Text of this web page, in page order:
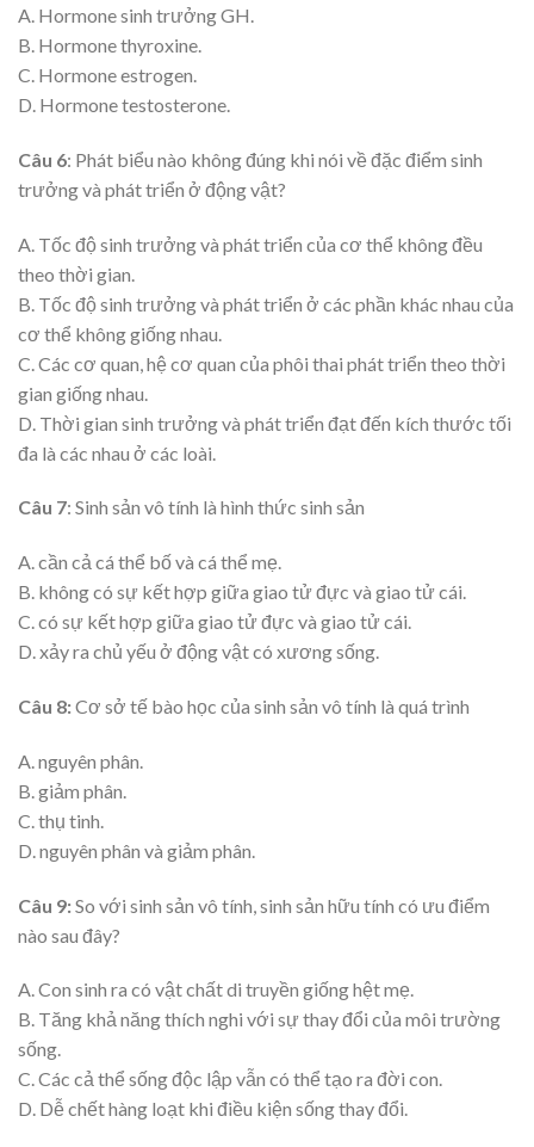
A. Hormone sinh trưởng GH.
B. Hormone thyroxine.
C. Hormone estrogen.
D. Hormone testosterone.
Câu 6: Phát biểu nào không đúng khi nói về đặc điểm sinh
trưởng và phát triển ở động vật?
A. Tốc độ sinh trưởng và phát triển của cơ thể không đều
theo thời gian.
B. Tốc độ sinh trưởng và phát triển ở các phần khác nhau của
cơ thể không giống nhau.
C. Các cơ quan, hệ cơ quan của phôi thai phát triển theo thời
gian giống nhau.
D. Thời gian sinh trưởng và phát triển đạt đến kích thước tối
đa là các nhau ở các loài.
Câu 7: Sinh sản vô tính là hình thức sinh sản
A. cần cả cá thể bố và cá thể mẹ.
B. không có sự kết hợp giữa giao tử đực và giao tử cái.
C. có sự kết hợp giữa giao tử đực và giao tử cái.
D. xảy ra chủ yếu ở động vật có xương sống.
Câu 8:Cơ sở tế bào học của sinh sản vô tính là quá trình
A. nguyên phân.
B. giảm phân.
C. thụ tinh.
D. nguyên phân và giảm phân.
Câu 9:So với sinh sản vô tính, sinh sản hữu tính có ưu điểm
nào sau đây?
A. Con sinh ra có vật chất di truyền giống hệt mẹ.
B. Tăng khả năng thích nghi với sự thay đổi của môi trường
sống.
C. Các cả thể sống độc lập vẫn có thể tạo ra đời con.
D. Dễ chết hàng loạt khi điều kiện sống thay đổi.